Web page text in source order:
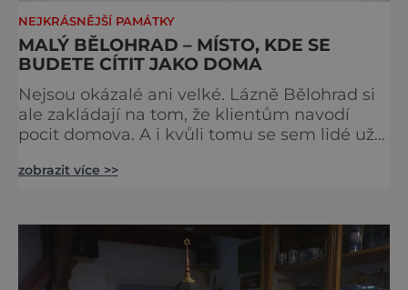
NEJKRÁSNĚJŠÍ PAMÁTKY
MALÝ BĚLOHRAD – MÍSTO, KDE SE
BUDETE CÍTIT JAKO DOMA
Nejsou okázalé ani velké. Lázně Bělohrad si
ale zakládají na tom, že klientům navodí
pocit domova. A i kvůli tomu se sem lidé už
lázeňské koncerty ani velkolepé akce.
nevšimne, ani se jí kolonáda vlastně neříká.
zobrazit více >>